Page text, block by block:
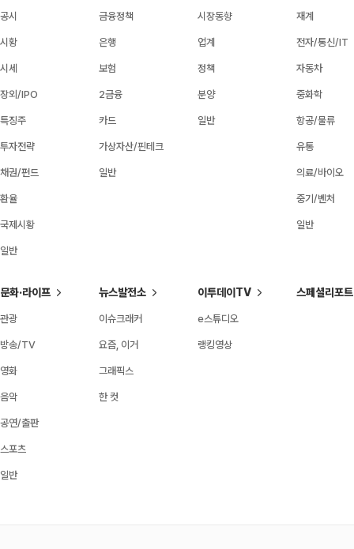
공시
시황
시세
장외/IPO
특징주
투자전략
채권/펀드
환율
국제시황
일반
금융정책
은행
보험
2금융
카드
가상자산/핀테크
일반
시장동향
업계
정책
분양
일반
재계
전자/통신/IT
자동차
중화학
항공/물류
유통
의료/바이오
중기/벤처
일반
문화·라이프
관광
방송/TV
영화
음악
공연/출판
스포츠
일반
뉴스발전소
이슈크래커
요즘, 이거
그래픽스
한 컷
이투데이TV
e스튜디오
랭킹영상
스페셜리포트